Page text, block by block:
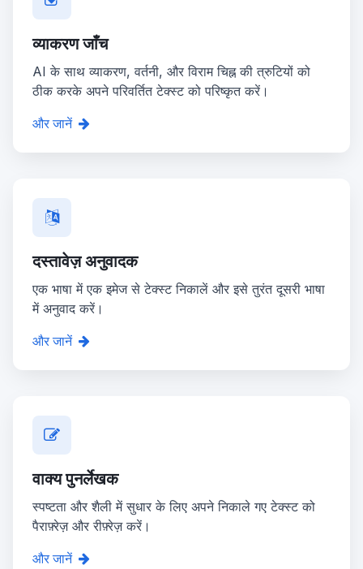
व्याकरण जाँच
AI के साथ व्याकरण, वर्तनी, और विराम चिह्न की त्रुटियों को
ठीक करके अपने परिवर्तित टेक्स्ट को परिष्कृत करें।
और जानें
दस्तावेज़ अनुवादक
एक भाषा में एक इमेज से टेक्स्ट निकालें और इसे तुरंत दूसरी भाषा
में अनुवाद करें।
और जानें
वाक्य पुनर्लेखक
स्पष्टता और शैली में सुधार के लिए अपने निकाले गए टेक्स्ट को
पैराफ़्रेज़ और रीफ़्रेज़ करें।
और जानें